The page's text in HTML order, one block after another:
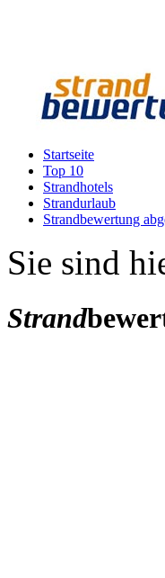
Startseite
Top 10
Strandhotels
Strandurlaub
Strandbewertung
Sie sind
Strand